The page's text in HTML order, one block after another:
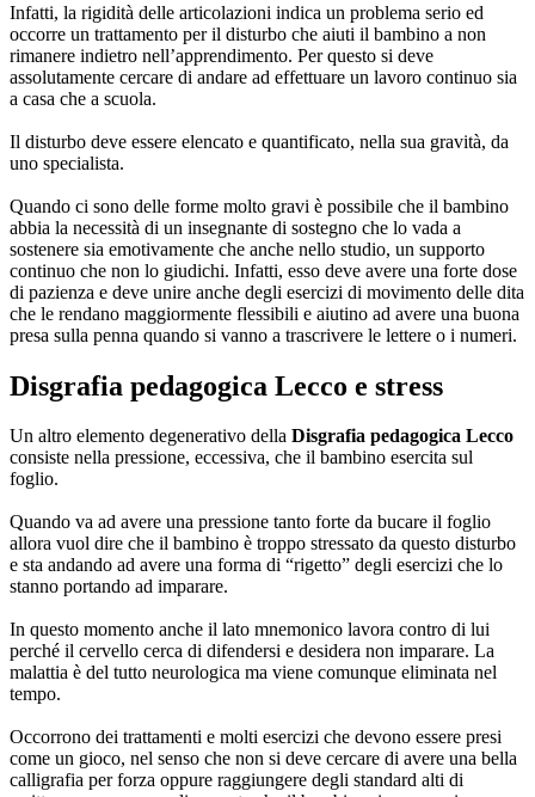
Infatti, la rigidità delle articolazioni indica un problema serio ed
occorre un trattamento per il disturbo che aiuti il bambino a non
rimanere indietro nell’apprendimento. Per questo si deve
assolutamente cercare di andare ad effettuare un lavoro continuo sia
a casa che a scuola.
Il disturbo deve essere elencato e quantificato, nella sua gravità, da
uno specialista.
Quando ci sono delle forme molto gravi è possibile che il bambino
abbia la necessità di un insegnante di sostegno che lo vada a
sostenere sia emotivamente che anche nello studio, un supporto
continuo che non lo giudichi. Infatti, esso deve avere una forte dose
di pazienza e deve unire anche degli esercizi di movimento delle dita
che le rendano maggiormente flessibili e aiutino ad avere una buona
presa sulla penna quando si vanno a trascrivere le lettere o i numeri.
Disgrafia pedagogica Lecco e stress
Un altro elemento degenerativo della Disgrafia pedagogica Lecco
consiste nella pressione, eccessiva, che il bambino esercita sul
foglio.
Quando va ad avere una pressione tanto forte da bucare il foglio
allora vuol dire che il bambino è troppo stressato da questo disturbo
e sta andando ad avere una forma di “rigetto” degli esercizi che lo
stanno portando ad imparare.
In questo momento anche il lato mnemonico lavora contro di lui
perché il cervello cerca di difendersi e desidera non imparare. La
malattia è del tutto neurologica ma viene comunque eliminata nel
tempo.
Occorrono dei trattamenti e molti esercizi che devono essere presi
come un gioco, nel senso che non si deve cercare di avere una bella
calligrafia per forza oppure raggiungere degli standard alti di